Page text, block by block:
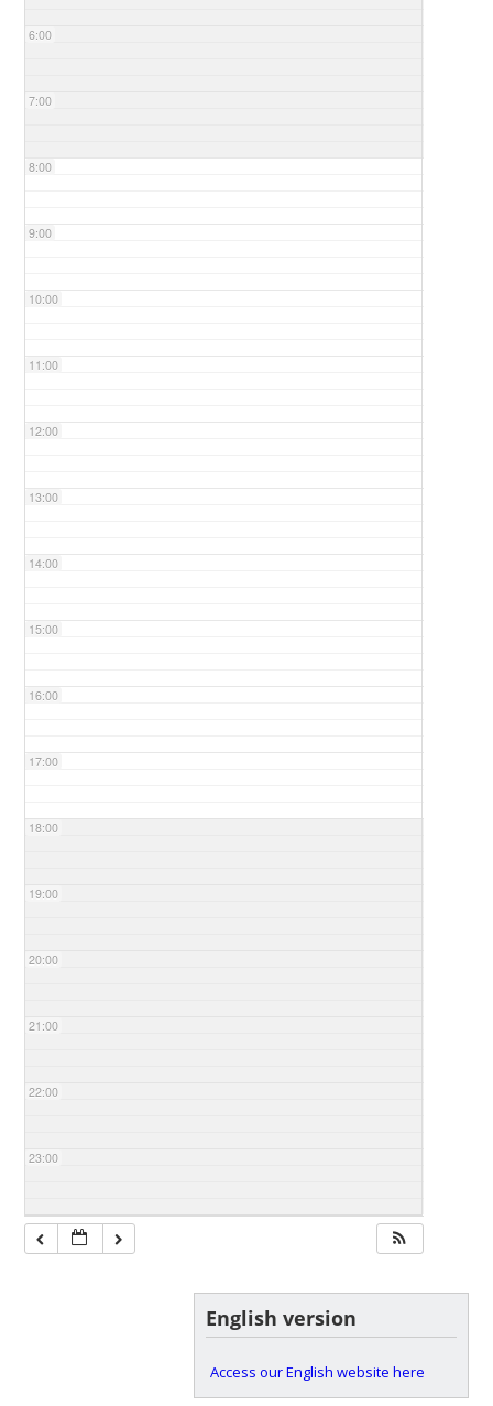
6:00
7:00
8:00
9:00
10:00
11:00
12:00
13:00
14:00
15:00
16:00
17:00
18:00
19:00
20:00
21:00
22:00
23:00
English version
Access our English website here